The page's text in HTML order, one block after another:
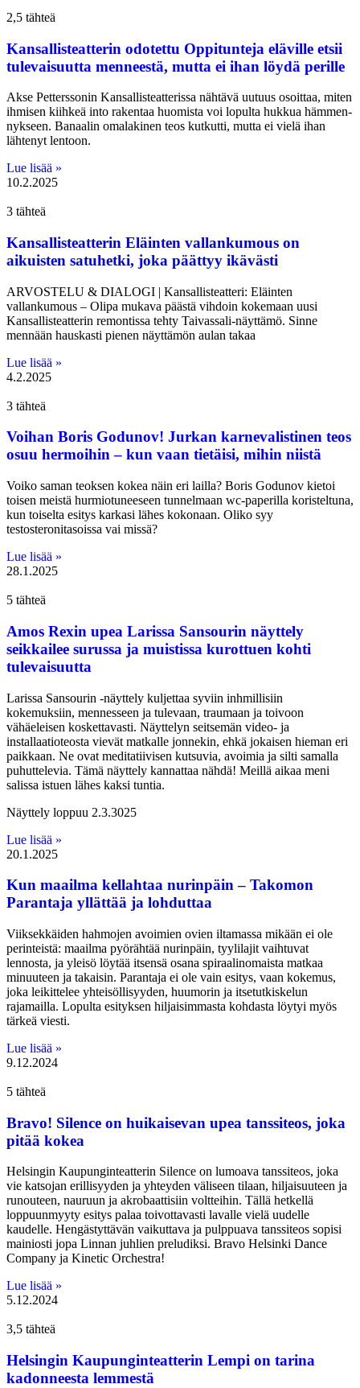
2,5 tähteä
Kansallisteatterin odotettu Oppitunteja eläville etsii
tulevaisuutta menneestä, mutta ei ihan löydä perille
Akse Petterssonin Kansallisteatterissa nähtävä uutuus osoittaa, miten
ihmisen kiihkeä into rakentaa huomista voi lopulta hukkua hämmen­
nykseen. Banaalin omalakinen teos kutkutti, mutta ei vielä ihan
lähtenyt lentoon.
Lue lisää »
10.2.2025
3 tähteä
Kansallisteatterin Eläinten vallankumous on
aikuisten satuhetki, joka päättyy ikävästi
ARVOSTELU & DIALOGI | Kansallisteatteri: Eläinten
vallankumous – Olipa mukava päästä vihdoin kokemaan uusi
Kansallisteatterin remontissa tehty Taivassali-näyttämö. Sinne
mennään hauskasti pienen näyttämön aulan takaa
Lue lisää »
4.2.2025
3 tähteä
Voihan Boris Godunov! Jurkan karnevalistinen teos
osuu hermoihin – kun vaan tietäisi, mihin niistä
Voiko saman teoksen kokea näin eri lailla? Boris Godunov kietoi
toisen meistä hurmiotuneeseen tunnelmaan wc-paperilla koristeltuna,
kun toiselta esitys karkasi lähes kokonaan. Oliko syy
testosteronitasoissa vai missä?
Lue lisää »
28.1.2025
5 tähteä
Amos Rexin upea Larissa Sansourin näyttely
seikkailee surussa ja muistissa kurottuen kohti
tulevaisuutta
Larissa Sansourin -näyttely kuljettaa syviin inhmillisiin
kokemuksiin, mennesseen ja tulevaan, traumaan ja toivoon
vähäeleisen koskettavasti. Näyttelyn seitsemän video- ja
installaatioteosta vievät matkalle jonnekin, ehkä jokaisen hieman eri
paikkaan. Ne ovat meditatiivisen kutsuvia, avoimia ja silti samalla
puhuttelevia. Tämä näyttely kannattaa nähdä! Meillä aikaa meni
salissa istuen lähes kaksi tuntia.
Näyttely loppuu 2.3.3025
Lue lisää »
20.1.2025
Kun maailma kellahtaa nurinpäin – Takomon
Parantaja yllättää ja lohduttaa
Viiksekkäiden hahmojen avoimien ovien iltamassa mikään ei ole
perinteistä: maailma pyörähtää nurinpäin, tyylilajit vaihtuvat
lennosta, ja yleisö löytää itsensä osana spiraalinomaista matkaa
minuuteen ja takaisin. Parantaja ei ole vain esitys, vaan kokemus,
joka leikittelee yhteisöllisyyden, huumorin ja itsetutkiskelun
rajamailla. Lopulta esityksen hiljaisimmasta kohdasta löytyi myös
tärkeä viesti.
Lue lisää »
9.12.2024
5 tähteä
Bravo! Silence on huikaisevan upea tanssiteos, joka
pitää kokea
Helsingin Kaupunginteatterin Silence on lumoava tanssiteos, joka
vie katsojan erillisyyden ja yhteyden väliseen tilaan, hiljaisuuteen ja
runouteen, nauruun ja akrobaattisiin voltteihin. Tällä hetkellä
loppuunmyyty esitys palaa toivottavasti lavalle vielä uudelle
kaudelle. Hengästyttävän vaikuttava ja pulppuava tanssiteos sopisi
mainiosti jopa Linnan juhlien preludiksi. Bravo Helsinki Dance
Company ja Kinetic Orchestra!
Lue lisää »
5.12.2024
3,5 tähteä
Helsingin Kaupunginteatterin Lempi on tarina
kadonneesta lemmestä